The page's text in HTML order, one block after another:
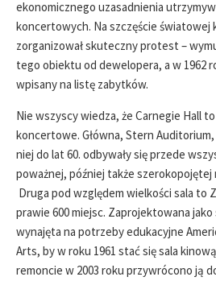
ekonomicznego uzasadnienia
koncertowych. Na szczęście światowej
zorganizował skuteczny protest –
tego obiektu od dewelopera, a w 1962
wpisany na listę zabytków.
Nie wszyscy wiedza, że Carnegie Hall
koncertowe. Główna, Stern Auditorium,
niej do lat 60. odbywały się przede
poważnej, później także
Druga pod względem wielkości sala to
prawie 600 miejsc. Zaprojektowana
wynajęta na potrzeby edukacyjne
Arts, by w roku 1961 stać się sala
remoncie w 2003 roku przywrócono ją